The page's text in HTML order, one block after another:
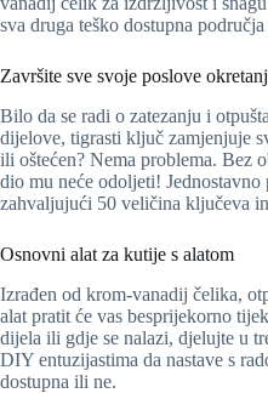
sva druga teško dostupna područja
Završite sve svoje poslove
Bilo da se radi o zatezanju i
dijelove, tigrasti ključ zamjenjuje
ili oštećen? Nema problema. Bez
dio mu neće odoljeti!
zahvaljujući 50 veličina ključeva
Osnovni alat za kutije s alatom
Izrađen od krom-vanadij čelika,
alat pratit će vas besprijekorno
dijela ili gdje se nalazi, djelujte u
DIY entuzijastima da nastave s
dostupna ili ne.